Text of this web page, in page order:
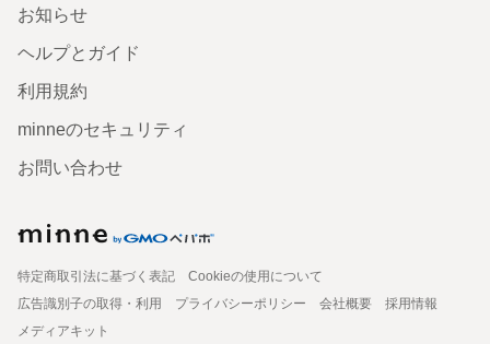
お知らせ
ヘルプとガイド
利用規約
minneのセキュリティ
お問い合わせ
特定商取引法に基づく表記
Cookieの使用について
広告識別子の取得・利用
プライバシーポリシー 会社概要
採用情報
メディアキット